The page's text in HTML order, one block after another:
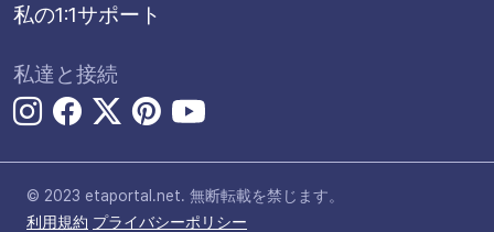
私の1:1サポート
私達と接続
© 2023 etaportal.net. 無断転載を禁じます。
利用規約 プライバシーポリシー